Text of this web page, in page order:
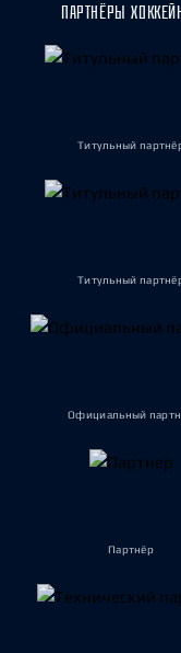
ПАРТНЁРЫ
Титульный
Титульный
Официальный
Партнёр